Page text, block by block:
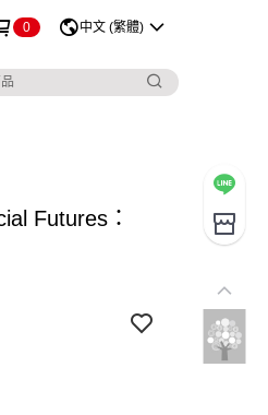
0 中文 (繁體)
Futures：